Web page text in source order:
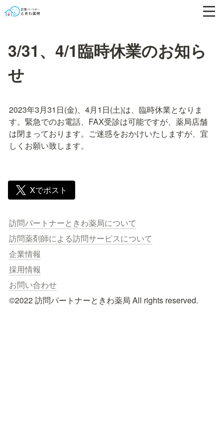
3/31、4/1臨時休業のお知ら
せ
2023年3月31日(金)、4月1日(土)は、臨時休業となりま
す。緊急でのお電話、FAX受診は可能ですが、薬局店舗
は閉まっております。ご迷惑をおかけいたしますが、宜
しくお願い致します。
Xでポスト
訪問パートナーときわ薬局について
訪問薬剤師による訪問サービスについて
企業情報
採用情報
お問い合わせ
©︎2022 訪問パートナーときわ薬局 All rights reserved.